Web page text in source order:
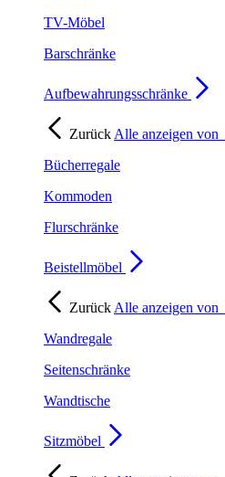
TV-Möbel
Barschränke
Aufbewahrungsschränke
Zurück Alle anzeigen von
Bücherregale
Kommoden
Flurschränke
Beistellmöbel
Zurück Alle anzeigen von
Wandregale
Seitenschränke
Wandtische
Sitzmöbel